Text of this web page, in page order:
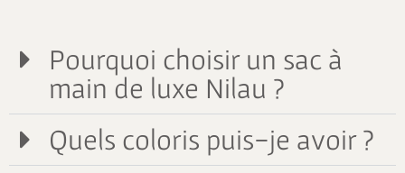
Pourquoi choisir un sac à
main de luxe Nilau ?
Quels coloris puis-je avoir ?